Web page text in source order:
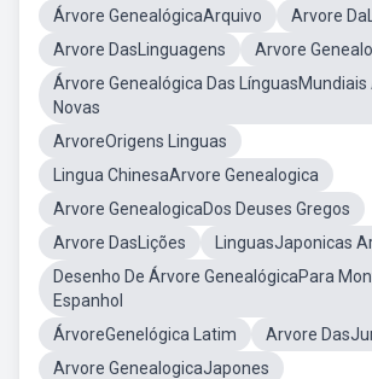
Árvore GenealógicaArquivo
Arvore
Arvore DasLinguagens
Arvore
Árvore Genealógica Das LínguasMundiais
Novas
ArvoreOrigens Linguas
Lingua ChinesaArvore Genealogica
Arvore GenealogicaDos Deuses Gregos
Arvore DasLições
LinguasJaponicas
Desenho De Árvore GenealógicaPara
Espanhol
ÁrvoreGenelógica Latim
Arvore
Arvore GenealogicaJapones